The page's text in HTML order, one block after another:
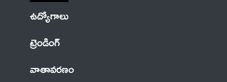
ఉద్యోగాలు
ట్రెండింగ్
వాతావరణం